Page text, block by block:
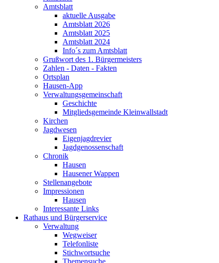
Amtsblatt
aktuelle Ausgabe
Amtsblatt 2026
Amtsblatt 2025
Amtsblatt 2024
Info´s zum Amtsblatt
Grußwort des 1. Bürgermeisters
Zahlen - Daten - Fakten
Ortsplan
Hausen-App
Verwaltungsgemeinschaft
Geschichte
Mitgliedsgemeinde Kleinwallstadt
Kirchen
Jagdwesen
Eigenjagdrevier
Jagdgenossenschaft
Chronik
Hausen
Hausener Wappen
Stellenangebote
Impressionen
Hausen
Interessante Links
Rathaus und Bürgerservice
Verwaltung
Wegweiser
Telefonliste
Stichwortsuche
Themensuche